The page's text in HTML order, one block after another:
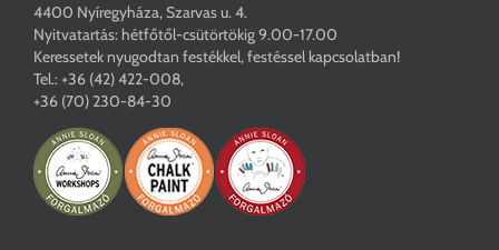
4400 Nyíregyháza, Szarvas u. 4.
Nyitvatartás: hétfőtől-csütörtökig 9.00-17.00
Keressetek nyugodtan festékkel, festéssel kapcsolatban!
Tel.:+36 (42) 422-008,
+36 (70) 230-84-30